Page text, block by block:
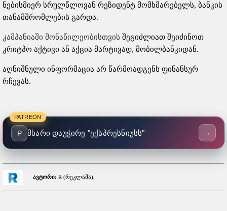
ნებისმიერ სრულწლოვან რეზიდენტ მომხმარებელს, ბანკის
თანამშრომლების გარდა.
კამპანიაში მონაწილეობისთვის შეგიძლიათ შეიძინოთ
კრიტპო აქტივი ან აქცია მარტივად, მობილბანკიდან.
აღნიშნული ინფორმაცია არ წარმოადგენს ფინანსურ
რჩევას.
PATREON
P მხარი დაუჭირე "ექსპრესნიუსს" →
ავტორი: R (რეკლამა),